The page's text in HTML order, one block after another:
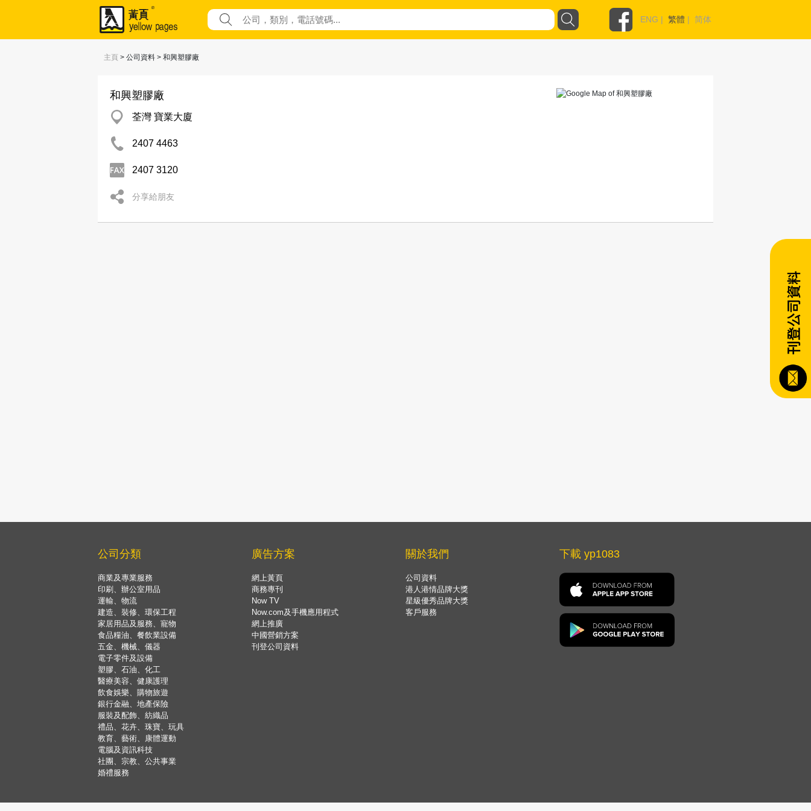
ENG | 繁體 | 简体
主頁 > 公司資料 > 和興塑膠廠
和興塑膠廠
荃灣 寶業大廈
2407 4463
2407 3120
分享給朋友
公司分類
商業及專業服務
印刷、辦公室用品
運輸、物流
建造、裝修、環保工程
家居用品及服務、寵物
食品糧油、餐飲業設備
五金、機械、儀器
電子零件及設備
塑膠、石油、化工
醫療美容、健康護理
飲食娛樂、購物旅遊
銀行金融、地產保險
服裝及配飾、紡織品
禮品、花卉、珠寶、玩具
教育、藝術、康體運動
電腦及資訊科技
社團、宗教、公共事業
婚禮服務
廣告方案
網上黃頁
商務專刊
Now TV
Now.com及手機應用程式
網上推廣
中國營銷方案
刊登公司資料
關於我們
公司資料
港人港情品牌大獎
星級優秀品牌大獎
客戶服務
下載 yp1083